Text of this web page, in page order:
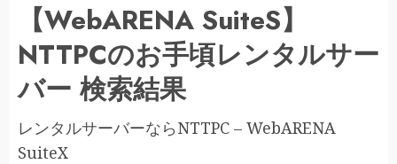
【WebARENA SuiteS】
NTTPCのお手頃レンタルサー
バー 検索結果
レンタルサーバーならNTTPC – WebARENA
SuiteX